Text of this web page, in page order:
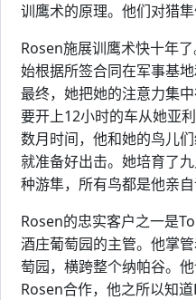
训鹰术的原理。他们对猎
Rosen施展训鹰术快十年
始根据所签合同在军事基
最终，她把她的注意力集
要开上12小时的车从她亚
数月时间，他和她的鸟儿
就准备好出击。她培育了
种游隼，所有鸟都是他亲自
Rosen的忠实客户之一是
酒庄葡萄园的主管。他掌
萄园，横跨整个纳帕谷。
Rosen合作，他之所以知